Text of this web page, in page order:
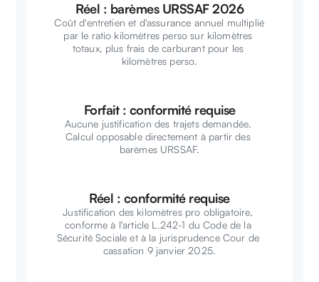
Réel : barèmes URSSAF 2026
Coût d'entretien et d'assurance annuel multiplié
par le ratio kilomètres perso sur kilomètres
totaux, plus frais de carburant pour les
kilomètres perso.
Forfait : conformité requise
Aucune justification des trajets demandée.
Calcul opposable directement à partir des
barèmes URSSAF.
Réel : conformité requise
Justification des kilomètres pro obligatoire,
conforme à l'article L.242-1 du Code de la
Sécurité Sociale et à la jurisprudence Cour de
cassation 9 janvier 2025.